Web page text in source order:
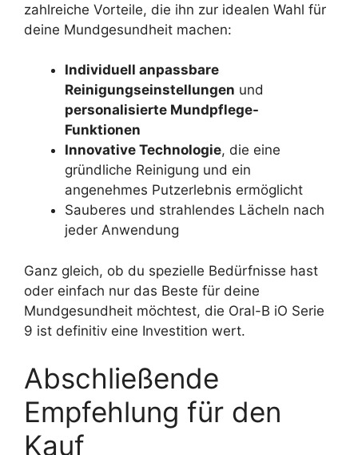
zahlreiche Vorteile, die ihn zur idealen Wahl für
deine Mundgesundheit machen:
Individuell anpassbare
Reinigungseinstellungen und
personalisierte Mundpflege-
Funktionen
Innovative Technologie, die eine
gründliche Reinigung und ein
angenehmes Putzerlebnis ermöglicht
Sauberes und strahlendes Lächeln nach
jeder Anwendung
Ganz gleich, ob du spezielle Bedürfnisse hast
oder einfach nur das Beste für deine
Mundgesundheit möchtest, die Oral-B iO Serie
9 ist definitiv eine Investition wert.
Abschließende
Empfehlung für den
Kauf